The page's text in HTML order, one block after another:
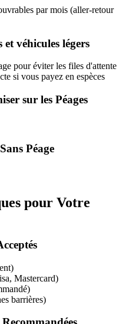
par mois (aller-retour
véhicules légers
pour éviter les files d'attente
si vous payez en espèces
sur les Péages
Péage
pour Votre
Mastercard)
barrières)